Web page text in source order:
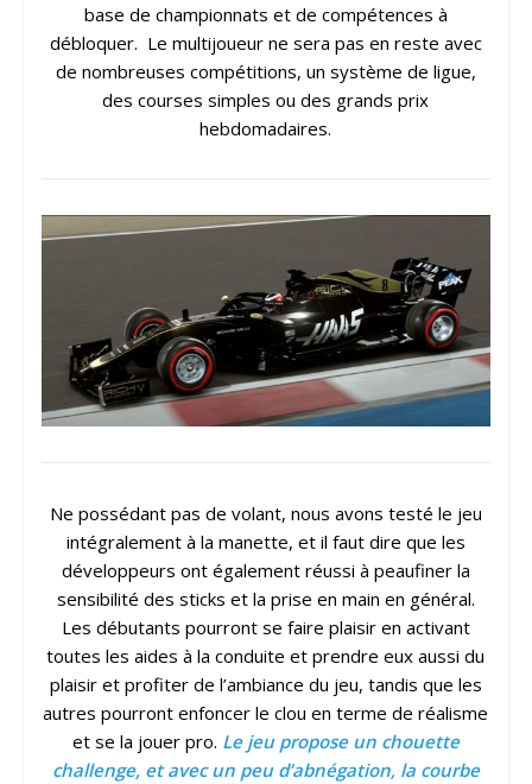
base de championnats et de compétences à
débloquer. Le multijoueur ne sera pas en reste avec
de nombreuses compétitions, un système de ligue,
des courses simples ou des grands prix
hebdomadaires.
Ne possédant pas de volant, nous avons testé le jeu
intégralement à la manette, et il faut dire que les
développeurs ont également réussi à peaufiner la
sensibilité des sticks et la prise en main en général.
Les débutants pourront se faire plaisir en activant
toutes les aides à la conduite et prendre eux aussi du
plaisir et profiter de l’ambiance du jeu, tandis que les
autres pourront enfoncer le clou en terme de réalisme
et se la jouer pro. Le jeu propose un chouette
challenge, et avec un peu d’abnégation, la courbe